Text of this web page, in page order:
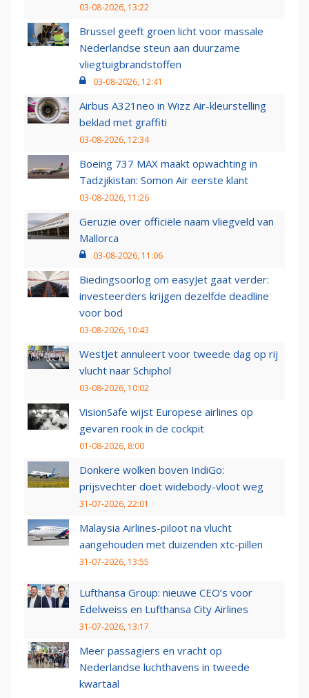
03-08-2026, 13:22
Brussel geeft groen licht voor massale
Nederlandse steun aan duurzame
vliegtuigbrandstoffen
03-08-2026, 12:41
Airbus A321neo in Wizz Air-kleurstelling
beklad met graffiti
03-08-2026, 12:34
Boeing 737 MAX maakt opwachting in
Tadzjikistan: Somon Air eerste klant
03-08-2026, 11:26
Geruzie over officiële naam vliegveld van
Mallorca
03-08-2026, 11:06
Biedingsoorlog om easyJet gaat verder:
investeerders krijgen dezelfde deadline
voor bod
03-08-2026, 10:43
WestJet annuleert voor tweede dag op rij
vlucht naar Schiphol
03-08-2026, 10:02
VisionSafe wijst Europese airlines op
gevaren rook in de cockpit
01-08-2026, 8:00
Donkere wolken boven IndiGo:
prijsvechter doet widebody-vloot weg
31-07-2026, 22:01
Malaysia Airlines-piloot na vlucht
aangehouden met duizenden xtc-pillen
31-07-2026, 13:55
Lufthansa Group: nieuwe CEO’s voor
Edelweiss en Lufthansa City Airlines
31-07-2026, 13:17
Meer passagiers en vracht op
Nederlandse luchthavens in tweede
kwartaal